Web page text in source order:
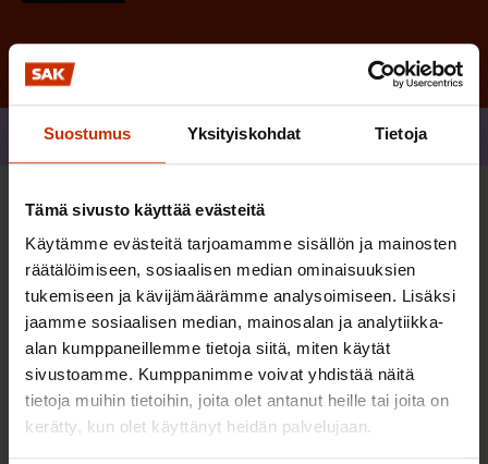
Suostumus Yksityiskohdat Tietoja
Tämä sivusto käyttää evästeitä
Käytämme evästeitä tarjoamamme sisällön ja mainosten
räätälöimiseen, sosiaalisen median ominaisuuksien
tukemiseen ja kävijämäärämme analysoimiseen. Lisäksi
jaamme sosiaalisen median, mainosalan ja analytiikka-
alan kumppaneillemme tietoja siitä, miten käytät
sivustoamme. Kumppanimme voivat yhdistää näitä
tietoja muihin tietoihin, joita olet antanut heille tai joita on
kerätty, kun olet käyttänyt heidän palvelujaan.
Sinua saattaa myös kiinnostaa
TERVE JA HYVÄ TYÖELÄMÄ